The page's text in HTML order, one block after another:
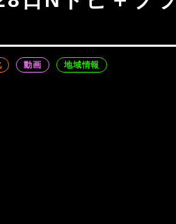
動画 地域情報